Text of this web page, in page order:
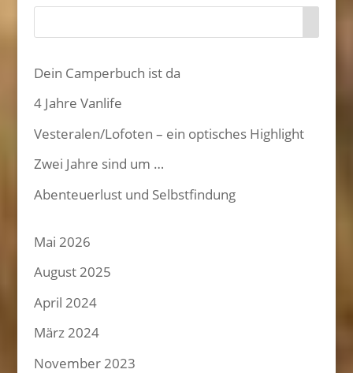
Dein Camperbuch ist da
4 Jahre Vanlife
Vesteralen/Lofoten – ein optisches Highlight
Zwei Jahre sind um …
Abenteuerlust und Selbstfindung
Mai 2026
August 2025
April 2024
März 2024
November 2023